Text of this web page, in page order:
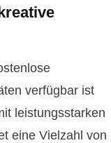
verfügbar ist
leistungsstarken
eine Vielzahl von